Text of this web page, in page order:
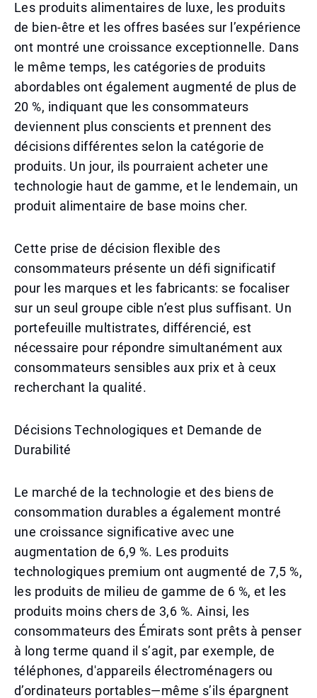
Les produits alimentaires de luxe, les produits
de bien-être et les offres basées sur l’expérience
ont montré une croissance exceptionnelle. Dans
le même temps, les catégories de produits
abordables ont également augmenté de plus de
20 %, indiquant que les consommateurs
deviennent plus conscients et prennent des
décisions différentes selon la catégorie de
produits. Un jour, ils pourraient acheter une
technologie haut de gamme, et le lendemain, un
produit alimentaire de base moins cher.
Cette prise de décision flexible des
consommateurs présente un défi significatif
pour les marques et les fabricants: se focaliser
sur un seul groupe cible n’est plus suffisant. Un
portefeuille multistrates, différencié, est
nécessaire pour répondre simultanément aux
consommateurs sensibles aux prix et à ceux
recherchant la qualité.
Décisions Technologiques et Demande de
Durabilité
Le marché de la technologie et des biens de
consommation durables a également montré
une croissance significative avec une
augmentation de 6,9 %. Les produits
technologiques premium ont augmenté de 7,5 %,
les produits de milieu de gamme de 6 %, et les
produits moins chers de 3,6 %. Ainsi, les
consommateurs des Émirats sont prêts à penser
à long terme quand il s’agit, par exemple, de
téléphones, d'appareils électroménagers ou
d’ordinateurs portables—même s’ils épargnent